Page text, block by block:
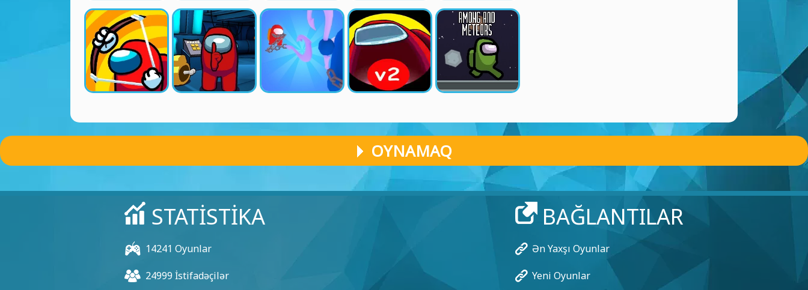
OYNAMAQ
STATISTIKA
14241 Oyunlar
24999 İstifadəçilər
BAĞLANTILAR
Ən Yaxşı Oyunlar
Yeni Oyunlar